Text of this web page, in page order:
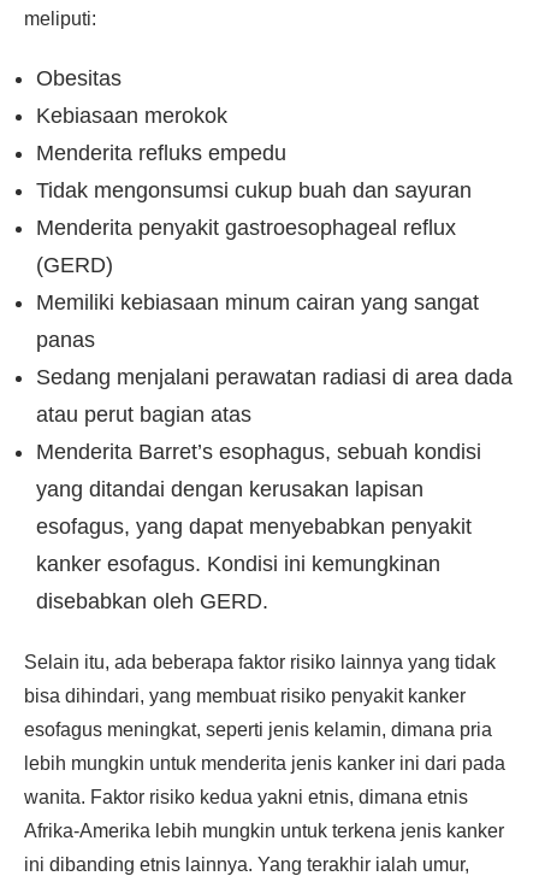
meliputi:
Obesitas
Kebiasaan merokok
Menderita refluks empedu
Tidak mengonsumsi cukup buah dan sayuran
Menderita penyakit gastroesophageal reflux
(GERD)
Memiliki kebiasaan minum cairan yang sangat
panas
Sedang menjalani perawatan radiasi di area dada
atau perut bagian atas
Menderita Barret’s esophagus, sebuah kondisi
yang ditandai dengan kerusakan lapisan
esofagus, yang dapat menyebabkan penyakit
kanker esofagus. Kondisi ini kemungkinan
disebabkan oleh GERD.
Selain itu, ada beberapa faktor risiko lainnya yang tidak
bisa dihindari, yang membuat risiko penyakit kanker
esofagus meningkat, seperti jenis kelamin, dimana pria
lebih mungkin untuk menderita jenis kanker ini dari pada
wanita. Faktor risiko kedua yakni etnis, dimana etnis
Afrika-Amerika lebih mungkin untuk terkena jenis kanker
ini dibanding etnis lainnya. Yang terakhir ialah umur,